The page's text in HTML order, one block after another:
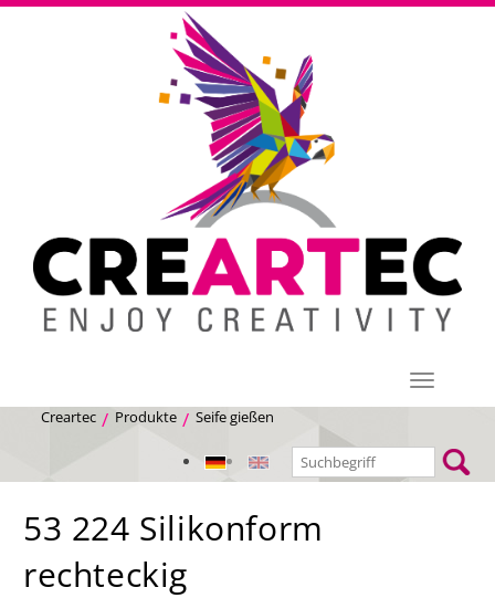
Menü
Creartec Produkte Seife gießen
53 224 Silikonform
rechteckig